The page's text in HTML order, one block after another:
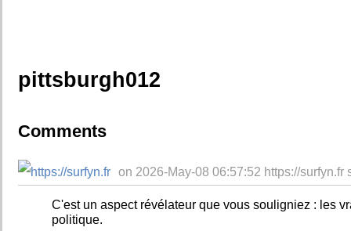
pittsburgh012
Comments
on 2026-May-08 06:57:52 https://surfyn.fr
C'est un aspect révélateur que vous souligniez : les
politique.